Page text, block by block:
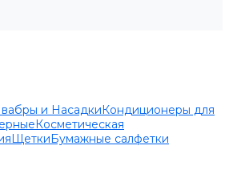
и НасадкиКондиционеры для
Косметическая
ЩеткиБумажные салфетки